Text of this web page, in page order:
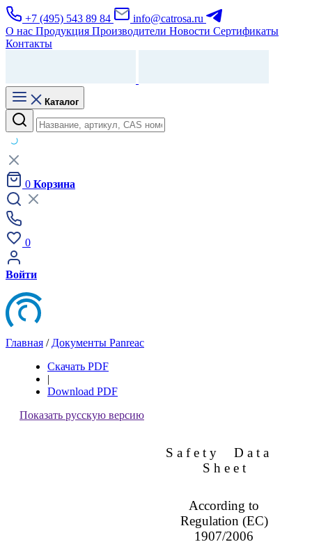
+7 (495) 543 89 84
info@catrosa.ru
О нас Продукция Производители Новости Сертификаты
Контакты
Каталог
0 Корзина
0
Войти
Главная / Документы Panreac
Скачать PDF
|
Download PDF
Показать русскую версию
S a f e t y
D a t a
S h e e t
According to
Regulation (EC)
1907/2006